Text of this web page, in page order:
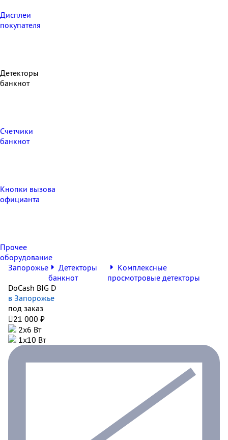
Дисплеи
покупателя
Детекторы
банкнот
Счетчики
банкнот
Кнопки вызова
официанта
Прочее
оборудование
Запорожье
Детекторы
банкнот
Комплексные
просмотровые детекторы
DoCash BIG D
в Запорожье
под заказ
21 000 ₽
2х6 Вт
1х10 Вт